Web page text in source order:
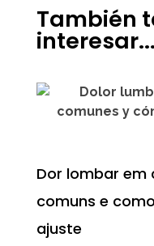
También
interesar...
Dor lombar em
comuns e
ajuste